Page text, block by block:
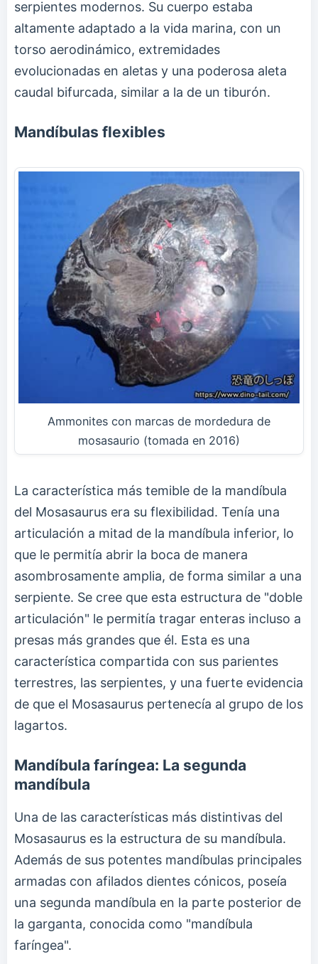
serpientes modernos. Su cuerpo estaba
altamente adaptado a la vida marina, con un
torso aerodinámico, extremidades
evolucionadas en aletas y una poderosa aleta
caudal bifurcada, similar a la de un tiburón.
Mandíbulas flexibles
Ammonites con marcas de mordedura de
mosasaurio (tomada en 2016)
La característica más temible de la mandíbula
del Mosasaurus era su flexibilidad. Tenía una
articulación a mitad de la mandíbula inferior, lo
que le permitía abrir la boca de manera
asombrosamente amplia, de forma similar a una
serpiente. Se cree que esta estructura de "doble
articulación" le permitía tragar enteras incluso a
presas más grandes que él. Esta es una
característica compartida con sus parientes
terrestres, las serpientes, y una fuerte evidencia
de que el Mosasaurus pertenecía al grupo de los
lagartos.
Mandíbula faríngea: La segunda
mandíbula
Una de las características más distintivas del
Mosasaurus es la estructura de su mandíbula.
Además de sus potentes mandíbulas principales
armadas con afilados dientes cónicos, poseía
una segunda mandíbula en la parte posterior de
la garganta, conocida como "mandíbula
faríngea".